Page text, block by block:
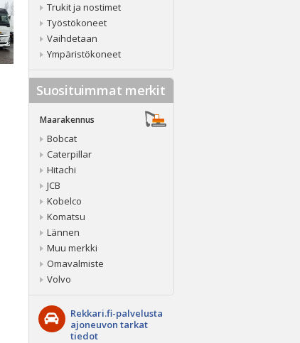
Trukit ja nostimet
Työstökoneet
Vaihdetaan
Ympäristökoneet
Suosituimmat merkit
Maarakennus
Bobcat
Caterpillar
Hitachi
JCB
Kobelco
Komatsu
Lännen
Muu merkki
Omavalmiste
Volvo
Rekkari.fi-palvelusta
ajoneuvon tarkat
tiedot